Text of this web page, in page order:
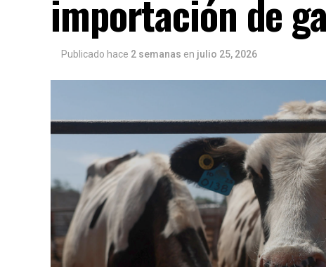
importación de
Publicado hace 2 semanas en julio 25, 2026